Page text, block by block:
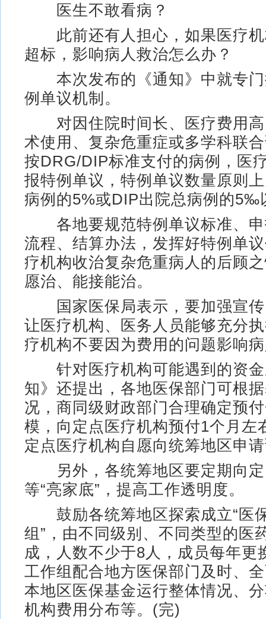
医生不敢看病？
此前还有人担心，如果医疗机
超标，影响病人救治怎么办？
本次发布的《通知》中就专门
例单议机制。
对因住院时间长、医疗费用高
术使用、复杂危重症或多学科联
按DRG/DIP标准支付的病例，医
报特例单议，特例单议数量原则
病例的5%或DIP出院总病例的5‰
各地要规范特例单议标准、申
流程、结算办法，发挥好特例单
疗机构收治复杂危重病人的后顾
愿治、能接能治。
国家医保局表示，要加强宣传
让医疗机构、医务人员能够充分
疗机构不要因为费用的问题影响
针对医疗机构可能遇到的资金
知》还提出，各地医保部门可根
况，商同级财政部门合理确定预
模，向定点医疗机构预付1个月左
定点医疗机构自愿向统筹地区申
另外，各统筹地区要定期向定
等“亮家底”，提高工作透明度。
鼓励各统筹地区探索成立“医
组”，由不同级别、不同类型的医
成，人数不少于8人，成员每年更
工作组配合地方医保部门及时、
本地区医保基金运行整体情况、
机构费用分布等。(完)